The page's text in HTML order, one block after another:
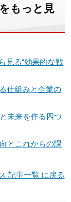
もっと見
見る“効果的な戦
仕組みと企業の
未来を作る四つ
とこれからの課
記事一覧 に戻る